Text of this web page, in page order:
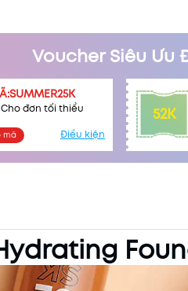
Voucher Siêu Ưu
Cho đơn tối thiểu
mã Điều kiện
52K